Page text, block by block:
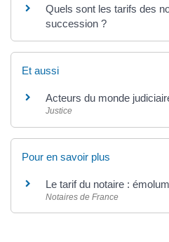
Quels sont les tarifs des
succession ?
Et aussi
Acteurs du monde
Justice
Pour en savoir plus
Le tarif du notaire :
Notaires de France